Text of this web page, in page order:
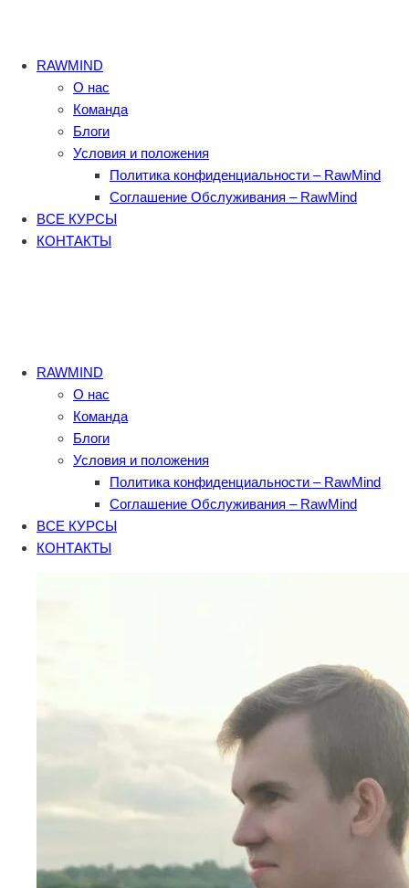
RAWMIND
О нас
Команда
Блоги
Условия и положения
Политика конфиденциальности – RawMind
Соглашение Обслуживания – RawMind
ВСЕ КУРСЫ
КОНТАКТЫ
RAWMIND
О нас
Команда
Блоги
Условия и положения
Политика конфиденциальности – RawMind
Соглашение Обслуживания – RawMind
ВСЕ КУРСЫ
КОНТАКТЫ